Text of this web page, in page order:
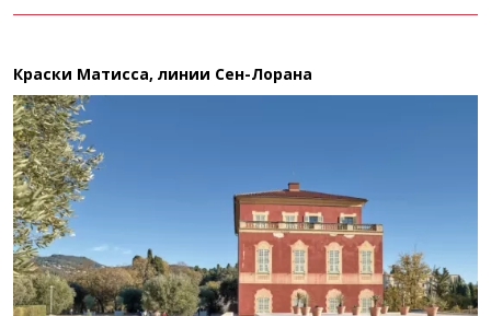
Краски Матисса, линии Сен-Лорана